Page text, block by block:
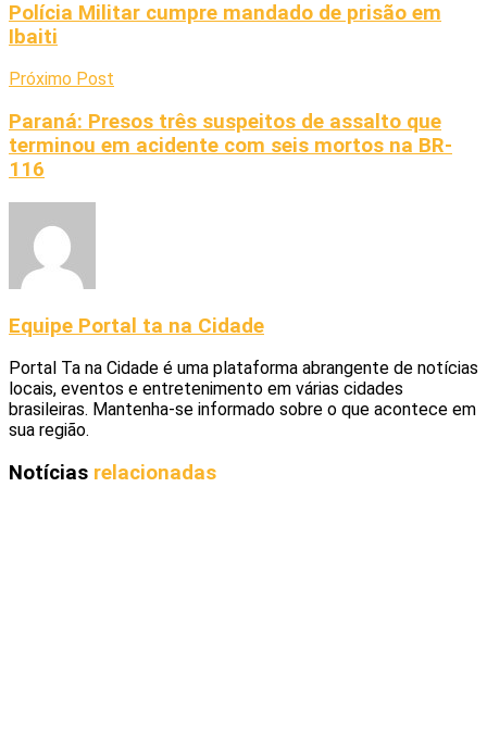
Polícia Militar cumpre mandado de prisão em
Ibaiti
Próximo Post
Paraná: Presos três suspeitos de assalto que
terminou em acidente com seis mortos na BR-
116
Equipe Portal ta na Cidade
Portal Ta na Cidade é uma plataforma abrangente de notícias
locais, eventos e entretenimento em várias cidades
brasileiras. Mantenha-se informado sobre o que acontece em
sua região.
Notícias relacionadas